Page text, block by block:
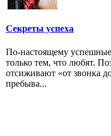
Секреты успеха
По-настоящему
только тем, что любят.
отсиживают «от звонка
пребыва...